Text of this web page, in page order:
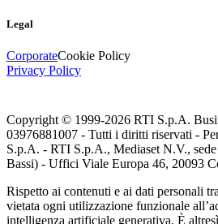
Legal
CorporateCookie Policy
Privacy Policy
Copyright © 1999-2026 RTI S.p.A.
03976881007 - Tutti i diritti riservati -
S.p.A. - RTI S.p.A., Mediaset N.V., sede
Bassi) - Uffici Viale Europa 46, 20093
Rispetto ai contenuti e ai dati personali
vietata ogni utilizzazione funzionale
intelligenza artificiale generativa. È